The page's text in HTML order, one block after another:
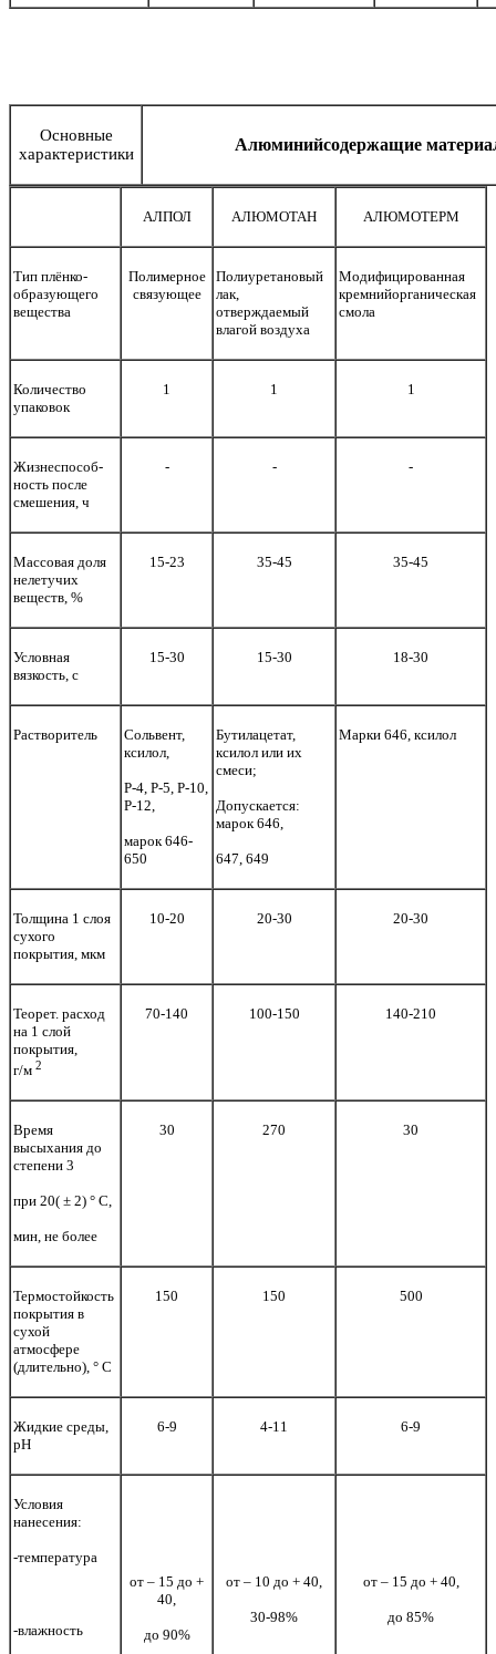
Основные
характеристики
Алюминийсодержащие
АЛПОЛ АЛЮМОТАН АЛЮМОТЕРМ
Тип плёнко-
образующего
вещества
Полимерное
связующее
Полиуретановый
лак,
отверждаемый
влагой воздуха
Модифицированная
кремнийорганическая
смола
Количество
упаковок
1 1 1
Жизнеспособ-
ность после
смешения, ч
- - -
Массовая доля
нелетучих
веществ, %
15-23 35-45 35-45
Условная
вязкость, с
15-30 15-30 18-30
Растворитель
Сольвент,
ксилол,
Р-4, Р-5, Р-10,
Р-12,
марок 646-
650
Бутилацетат,
ксилол или их
смеси;
Допускается:
марок 646,
647, 649
Марки 646, ксилол
Толщина 1 слоя
сухого
покрытия, мкм
10-20 20-30 20-30
Теорет. расход
на 1 слой
покрытия,
г/м 2
70-140 100-150 140-210
Время
высыхания до
степени 3
при 20( ± 2) ° С,
мин, не более
30 270 30
Термостойкость
покрытия в
сухой
атмосфере
(длительно), ° С
150 150 500
Жидкие среды,
рН
6-9 4-11 6-9
Условия
нанесения:
-температура
-влажность
от – 15 до +
40,
до 90%
от – 10 до + 40,
30-98%
от – 15 до + 40,
до 85%